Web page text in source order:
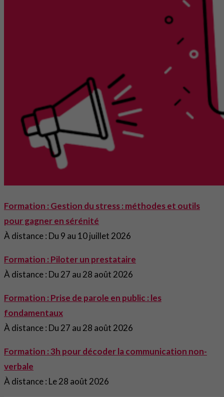
Formation : Gestion du stress : méthodes et outils
pour gagner en sérénité
À distance : Du 9 au 10 juillet 2026
Formation : Piloter un prestataire
À distance : Du 27 au 28 août 2026
Formation : Prise de parole en public : les
fondamentaux
À distance : Du 27 au 28 août 2026
Formation : 3h pour décoder la communication non-
verbale
À distance : Le 28 août 2026